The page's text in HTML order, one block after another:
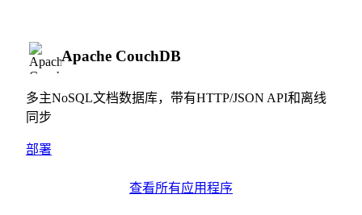
Apache CouchDB
多主NoSQL文档数据库，带有HTTP/JSON API和离线
同步
部署
查看所有应用程序